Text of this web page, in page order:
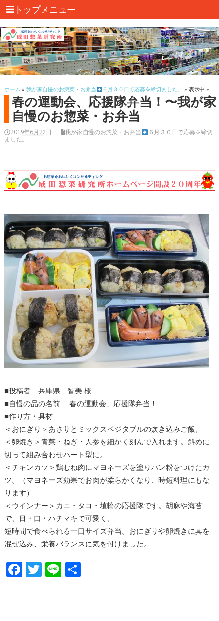
トップメニュー
ホーム » 我が家自慢のお惣菜・お弁当 ６月３０日で応募を締切ました。 » 表示中 »
春の運動会、応援隊弁当！〜我が家
自慢のお惣菜・お弁当
2019年6月22日 我が家自慢のお惣菜・お弁当
６月３０日で応募を締切
ました。
■投稿者 兵庫県 智美 様
■自慢の品の名前 春の運動会、応援隊弁当！
■作り方・具材
＜おにぎり＞あさりとミックスベジタブルの炊き込みご飯。
＜卵焼き＞青菜・ねぎ・人参を細かく刻んで入れます。斜めに
切って組み合わせハート型に。
＜チキンカツ＞鶏むね肉にマヨネーズを塗りパン粉をつけたカ
ツ。（マヨネーズ効果でお肉が柔らかくなり、時短料理にもな
ります）
＜ウインナー＞カニ・タコ・埴輪の応援隊です。胡麻や海苔
で、目・口・ハチマキで可愛く。
短時間で食べられる一口サイズ弁当。おにぎりや卵焼きに具を
混ぜ込み、栄養バランスに気を付けました。
F T Li 共